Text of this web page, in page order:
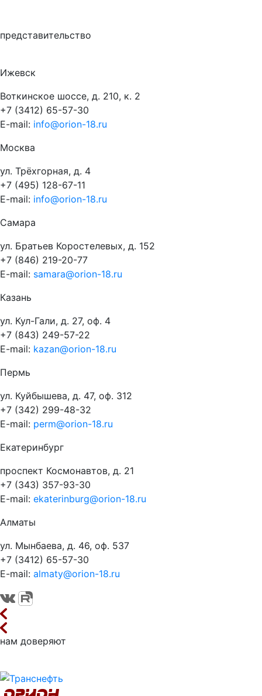
представительство
Ижевск
Воткинское шоссе, д. 210, к. 2
+7 (3412) 65-57-30
E-mail: info@orion-18.ru
Москва
ул. Трёхгорная, д. 4
+7 (495) 128-67-11
E-mail: info@orion-18.ru
Самара
ул. Братьев Коростелевых, д. 152
+7 (846) 219-20-77
E-mail: samara@orion-18.ru
Казань
ул. Кул-Гали, д. 27, оф. 4
+7 (843) 249-57-22
E-mail: kazan@orion-18.ru
Пермь
ул. Куйбышева, д. 47, оф. 312
+7 (342) 299-48-32
E-mail: perm@orion-18.ru
Екатеринбург
проспект Космонавтов, д. 21
+7 (343) 357-93-30
E-mail: ekaterinburg@orion-18.ru
Алматы
ул. Мынбаева, д. 46, оф. 537
+7 (3412) 65-57-30
E-mail: almaty@orion-18.ru
нам доверяют